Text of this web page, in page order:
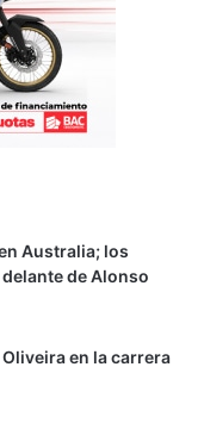
Australia; los
de Alonso
en la carrera